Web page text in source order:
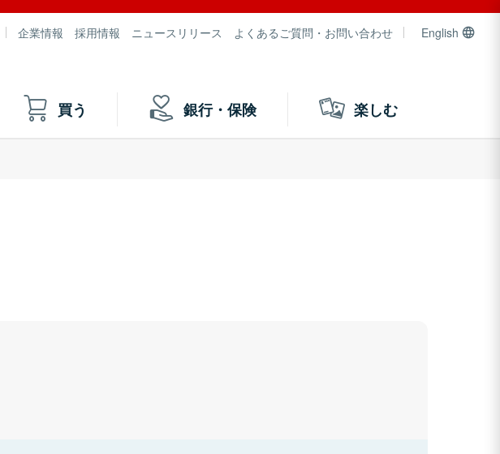
企業情報 採用情報 ニュースリリース よくあるご質問・お問い合わせ English
買う 銀行・保険 楽しむ